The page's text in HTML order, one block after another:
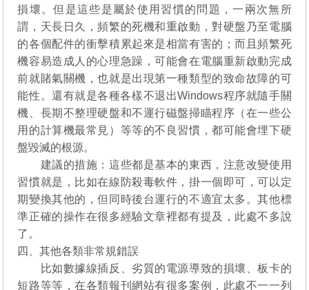
損壞。但是這些是屬於使用習慣的問題，一兩次無所
謂，天長日久，頻繁的死機和重啟動，對硬盤乃至電腦
的各個配件的衝擊積累起來是相當有害的；而且頻繁死
機容易造成人的心理急躁，可能會在電腦重新啟動完成
前就賭氣關機，也就是出現第一種類型的致命故障的可
能性。還有就是各種各樣不退出Windows程序就隨手關
機、長期不整理硬盤和不運行磁盤掃瞄程序（在一些公
用的計算機最常見）等等的不良習慣，都可能會埋下硬
盤毀滅的根源。
建議的措施：這些都是基本的東西，注意改變使用
習慣就是，比如在線防殺毒軟件，掛一個即可，可以定
期變換其他的，但同時後台運行的不適宜太多。其他標
準正確的操作在很多經驗文章裡都有提及，此處不多說
了。
四、其他各類非常規錯誤
比如數據線插反、劣質的電源導致的損壞、板卡的
短路等等，在各類報刊網站有很多案例，此處不一一列